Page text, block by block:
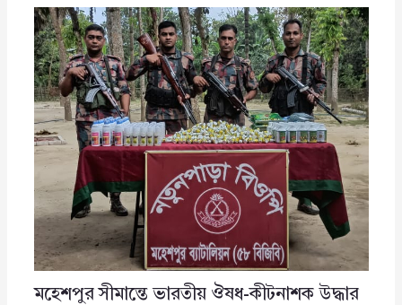
মহেশপুর সীমান্তে ভারতীয় ঔষধ-কীটনাশক উদ্ধার